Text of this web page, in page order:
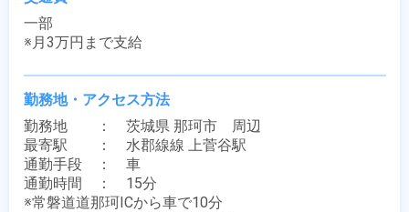
一部
※月3万円まで支給
勤務地・アクセス方法
勤務地　　：　茨城県 那珂市　周辺
最寄駅　　：　水郡線線 上菅谷駅
通勤手段　：　車
通勤時間　：　15分
※常磐道道那珂ICから車で10分